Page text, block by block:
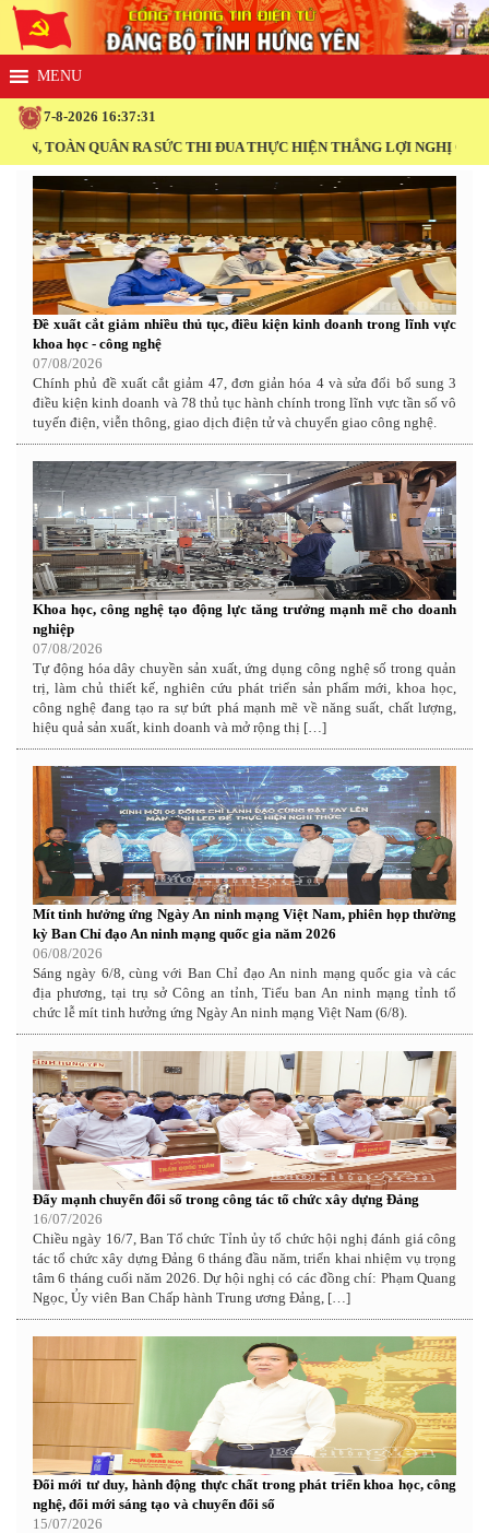
7-8-2026 16:37:32
QUÂN RA SỨC THI ĐUA THỰC HIỆN THẮNG LỢI NGHỊ QUYẾT ĐẠI
Đề xuất cắt giảm nhiều thủ tục, điều kiện kinh doanh trong lĩnh vực
khoa học - công nghệ
07/08/2026
Chính phủ đề xuất cắt giảm 47, đơn giản hóa 4 và sửa đổi bổ sung 3
điều kiện kinh doanh và 78 thủ tục hành chính trong lĩnh vực tần số vô
tuyến điện, viễn thông, giao dịch điện tử và chuyển giao công nghệ.
Khoa học, công nghệ tạo động lực tăng trưởng mạnh mẽ cho doanh
nghiệp
07/08/2026
Tự động hóa dây chuyền sản xuất, ứng dụng công nghệ số trong quản
trị, làm chủ thiết kế, nghiên cứu phát triển sản phẩm mới, khoa học,
công nghệ đang tạo ra sự bứt phá mạnh mẽ về năng suất, chất lượng,
hiệu quả sản xuất, kinh doanh và mở rộng thị […]
Mít tinh hưởng ứng Ngày An ninh mạng Việt Nam, phiên họp thường
kỳ Ban Chỉ đạo An ninh mạng quốc gia năm 2026
06/08/2026
Sáng ngày 6/8, cùng với Ban Chỉ đạo An ninh mạng quốc gia và các
địa phương, tại trụ sở Công an tỉnh, Tiểu ban An ninh mạng tỉnh tổ
chức lễ mít tinh hưởng ứng Ngày An ninh mạng Việt Nam (6/8).
Đẩy mạnh chuyển đổi số trong công tác tổ chức xây dựng Đảng
16/07/2026
Chiều ngày 16/7, Ban Tổ chức Tỉnh ủy tổ chức hội nghị đánh giá công
tác tổ chức xây dựng Đảng 6 tháng đầu năm, triển khai nhiệm vụ trọng
tâm 6 tháng cuối năm 2026. Dự hội nghị có các đồng chí: Phạm Quang
Ngọc, Ủy viên Ban Chấp hành Trung ương Đảng, […]
Đổi mới tư duy, hành động thực chất trong phát triển khoa học, công
nghệ, đổi mới sáng tạo và chuyển đổi số
15/07/2026